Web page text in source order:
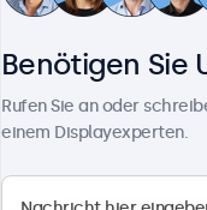
Benötigen Sie
Rufen Sie an oder
einem Displayexperten.